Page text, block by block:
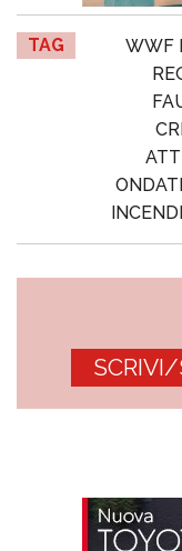
TAG WWF
SCRIVI/